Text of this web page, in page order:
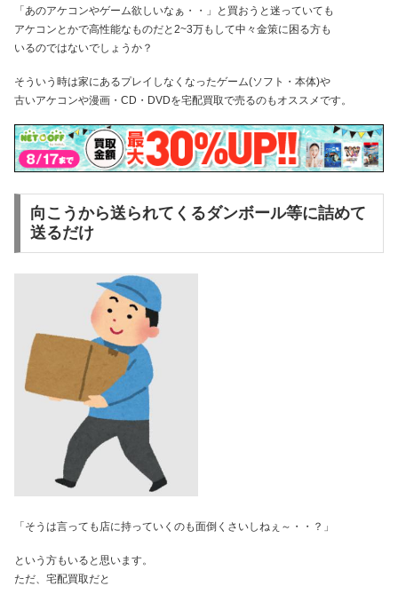
「あのアケコンやゲーム欲しいなぁ・・」と買おうと迷っていても
アケコンとかで高性能なものだと2~3万もして中々金策に困る方も
いるのではないでしょうか？
そういう時は家にあるプレイしなくなったゲーム(ソフト・本体)や
古いアケコンや漫画・CD・DVDを宅配買取で売るのもオススメです。
向こうから送られてくるダンボール等に詰めて
送るだけ
「そうは言っても店に持っていくのも面倒くさいしねぇ～・・？」
という方もいると思います。
ただ、宅配買取だと